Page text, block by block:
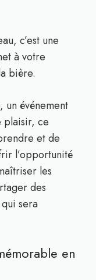
c’est une
à votre
bière.
un événement
plaisir, ce
et de
l’opportunité
les
des
sera
en